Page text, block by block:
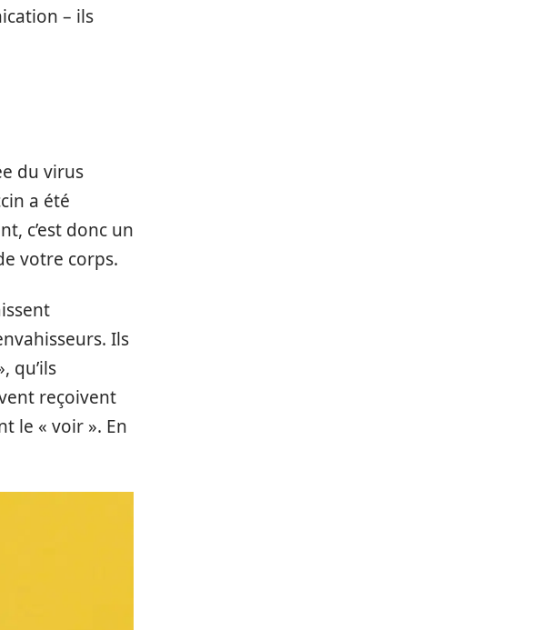
– ils
du virus
a été
c’est donc un
votre corps.
Ils
qu’ils
reçoivent
le « voir ». En